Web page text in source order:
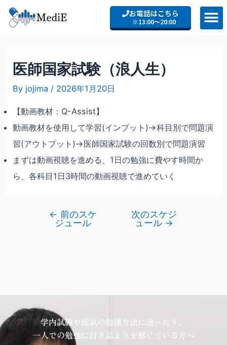
お電話はこちら
※13:00〜20:00
医師国家試験（浪人生）
By jojima / 2026年1月20日
【動画教材：Q-Assist】
動画教材を使用して学習(インプット)→科目別で問題演
習(アウトプット)→医師国家試験の回数別で問題演習
まずは動画視聴を進める、1日の勉強に費やす時間か
ら、各科目1日3時間の動画視聴で進めていく
← 前のスケ
ジュール
次のスケジ
ュール →
学内試験や国試の勉強方法に迷ったり、
一人での勉強に行き詰まりを感じている方へ